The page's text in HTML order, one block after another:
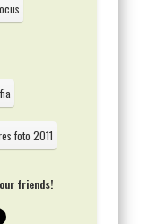
foto 2011
friends!